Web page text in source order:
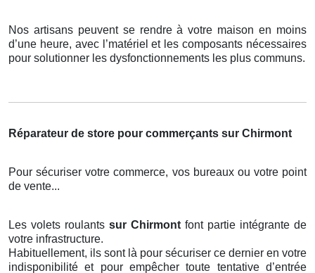
Nos artisans peuvent se rendre à votre maison en moins
d’une heure, avec l’matériel et les composants nécessaires
pour solutionner les dysfonctionnements les plus communs.
Réparateur de store pour commerçants sur Chirmont
Pour sécuriser votre commerce, vos bureaux ou votre point
de vente...
Les volets roulants sur Chirmont font partie intégrante de
votre infrastructure.
Habituellement, ils sont là pour sécuriser ce dernier en votre
indisponibilité et pour empêcher toute tentative d’entrée